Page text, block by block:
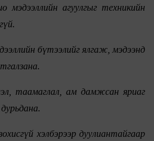
агуулгыг техникийн
бүтээлийг ялгаж, мэдээнд
таамаглал, ам дамжсан яриаг
хэлбэрээр дуулиантайгаар